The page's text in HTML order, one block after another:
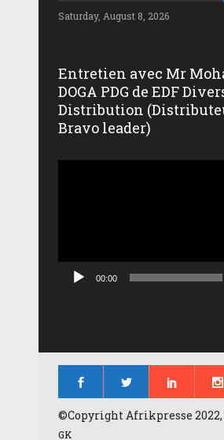
Saturday, August 8, 2026
Entretien avec Mr
DOGA PDG de EDF
Distribution
Bravo leader)
00:00
©Copyright Afrikpresse
GK